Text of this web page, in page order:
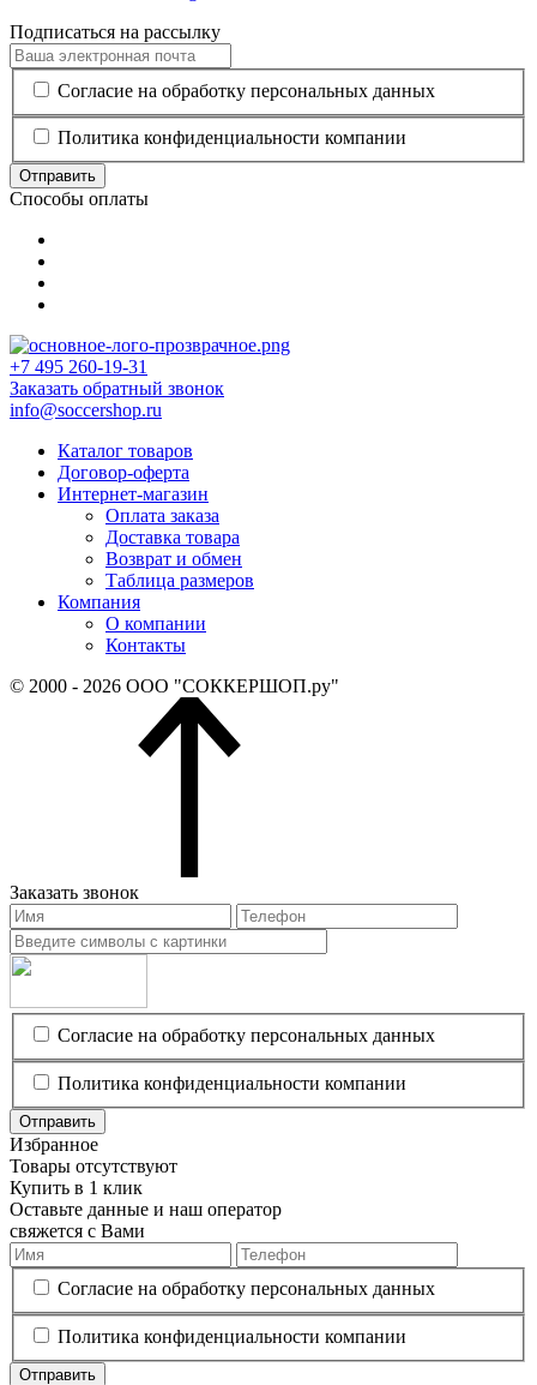
Подписаться на рассылку
Согласие на обработку персональных данных
Политика конфиденциальности компании
Отправить
Способы оплаты
+7 495 260-19-31
Заказать обратный звонок
info@soccershop.ru
Каталог товаров
Договор-оферта
Интернет-магазин
Оплата заказа
Доставка товара
Возврат и обмен
Таблица размеров
Компания
О компании
Контакты
© 2000 - 2026 ООО "СОККЕРШОП.ру"
Заказать звонок
Согласие на обработку персональных данных
Политика конфиденциальности компании
Отправить
Избранное
Товары отсутствуют
Купить в 1 клик
Оставьте данные и наш оператор
свяжется с Вами
Согласие на обработку персональных данных
Политика конфиденциальности компании
Отправить